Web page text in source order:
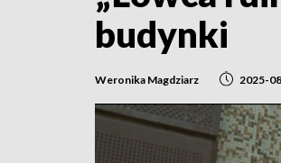
budynki
Weronika Magdziarz 2025-